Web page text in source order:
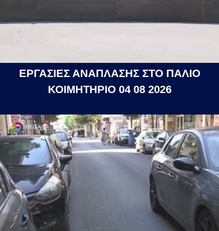
ΕΡΓΑΣΙΕΣ ΑΝΑΠΛΑΣΗΣ ΣΤΟ ΠΑΛΙΟ
ΚΟΙΜΗΤΗΡΙΟ 04 08 2026